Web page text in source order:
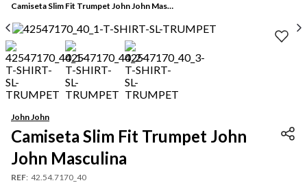
Camiseta Slim Fit Trumpet John John Masculina
John John
Camiseta Slim Fit Trumpet John
John Masculina
REF: 42.54.7170_40